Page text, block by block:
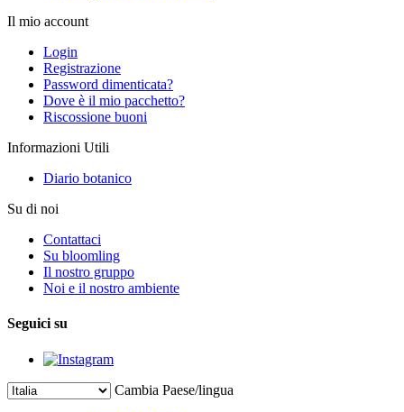
Il mio account
Login
Registrazione
Password dimenticata?
Dove è il mio pacchetto?
Riscossione buoni
Informazioni Utili
Diario botanico
Su di noi
Contattaci
Su bloomling
Il nostro gruppo
Noi e il nostro ambiente
Seguici su
Cambia Paese/lingua